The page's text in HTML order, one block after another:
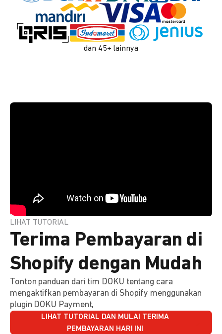
dan 45+ lainnya
LIHAT TUTORIAL
Terima Pembayaran di
Shopify dengan Mudah
Tonton panduan dari tim DOKU tentang cara
mengaktifkan pembayaran di Shopify menggunakan
plugin DOKU Payment,
LIHAT TUTORIAL DAN MULAI TERIMA
PEMBAYARAN HARI INI